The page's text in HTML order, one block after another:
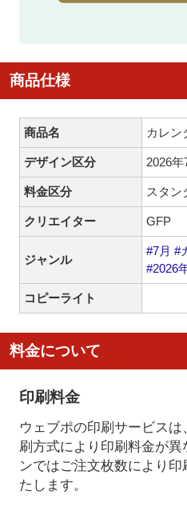
商品仕様
商品名 カレン
デザイン区分 2026年
料金区分 スタン
クリエイター GFP
ジャンル
#7月 #
#2026
コピーライト
料金について
印刷料金
ウェブポの印刷サービス
刷方式により印刷料金が
ンではご注文枚数により
たします。